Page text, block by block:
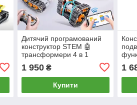
Дитячий програмований
конструктор STEM 🤖
трансформери 4 в 1
1 950₴
Купити
1